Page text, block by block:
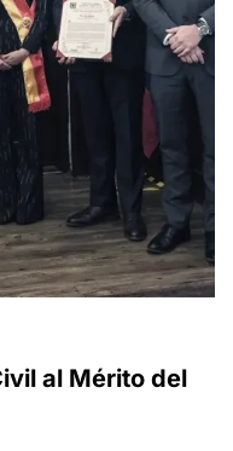
al Mérito del